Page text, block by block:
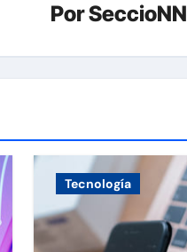
Por
Tecnología